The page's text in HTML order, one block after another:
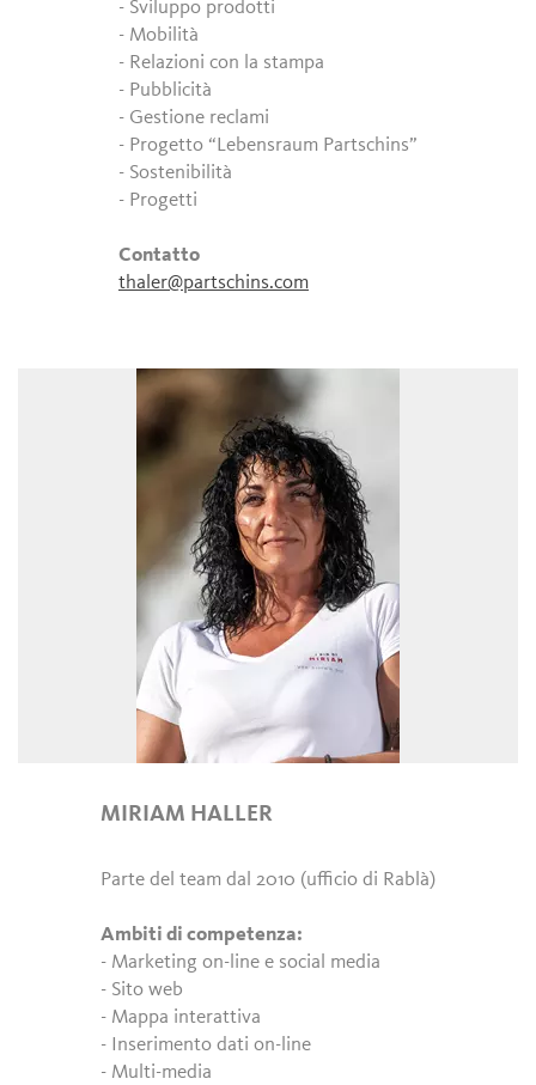
- Sviluppo prodotti
- Mobilità
- Relazioni con la stampa
- Pubblicità
- Gestione reclami
- Progetto “Lebensraum Partschins”
- Sostenibilità
- Progetti
Contatto
thaler@partschins.com
MIRIAM HALLER
Parte del team dal 2010 (ufficio di Rablà)
Ambiti di competenza:
- Marketing on-line e social media
- Sito web
- Mappa interattiva
- Inserimento dati on-line
- Multi-media